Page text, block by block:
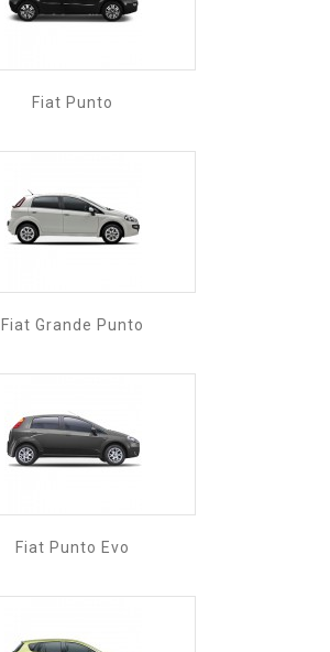
Fiat Punto
Fiat Grande Punto
Fiat Punto Evo